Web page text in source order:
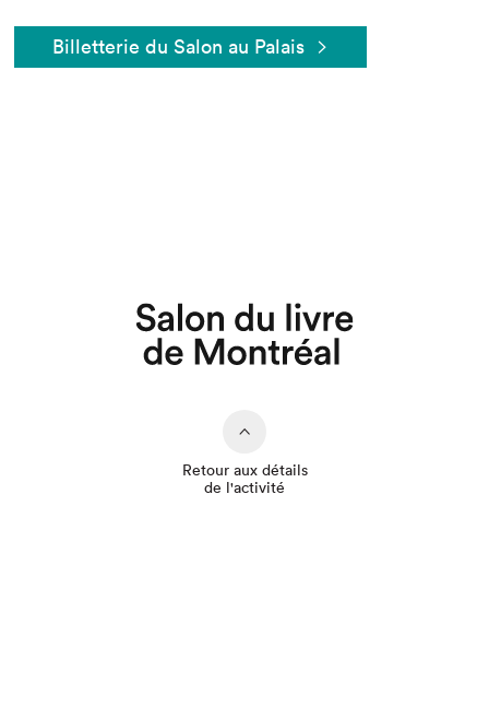
Billetterie du Salon au Palais
Retour aux détails
de l'activité